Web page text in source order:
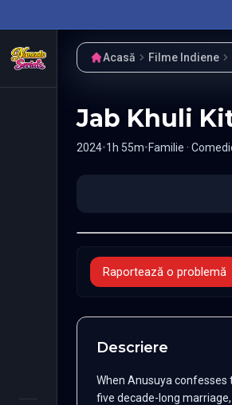
Acasă Filme Indiene
Jab Khuli
2024•1h 55m•Familie ·
Raportează o problemă
Descriere
When Anusuya
five decade-long